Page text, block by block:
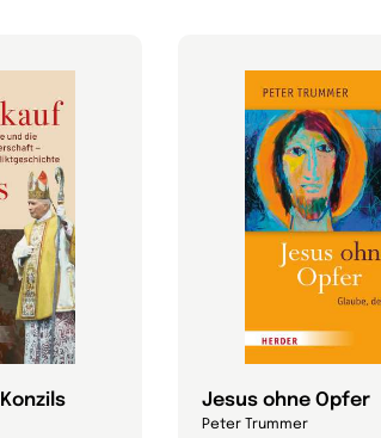
Jesus ohne Opfer
Peter Trummer